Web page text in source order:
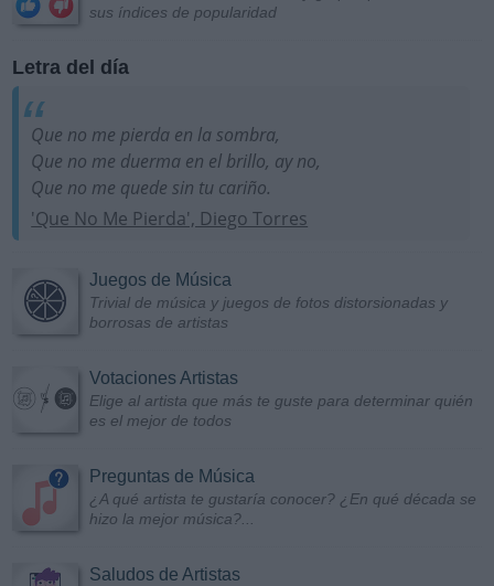
sus índices de popularidad
Letra del día
Que no me pierda en la sombra,
Que no me duerma en el brillo, ay no,
Que no me quede sin tu cariño.
'Que No Me Pierda', Diego Torres
Juegos de Música
Trivial de música y juegos de fotos distorsionadas y
borrosas de artistas
Votaciones Artistas
Elige al artista que más te guste para determinar quién
es el mejor de todos
Preguntas de Música
¿A qué artista te gustaría conocer? ¿En qué década se
hizo la mejor música?...
Saludos de Artistas